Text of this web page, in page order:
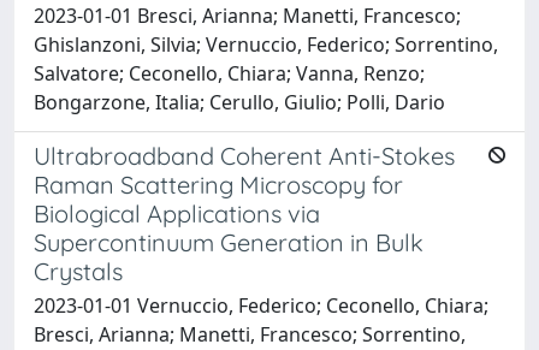
2023-01-01 Bresci, Arianna; Manetti, Francesco;
Ghislanzoni, Silvia; Vernuccio, Federico; Sorrentino,
Salvatore; Ceconello, Chiara; Vanna, Renzo;
Bongarzone, Italia; Cerullo, Giulio; Polli, Dario
Ultrabroadband Coherent Anti-Stokes
Raman Scattering Microscopy for
Biological Applications via
Supercontinuum Generation in Bulk
Crystals
2023-01-01 Vernuccio, Federico; Ceconello, Chiara;
Bresci, Arianna; Manetti, Francesco; Sorrentino,